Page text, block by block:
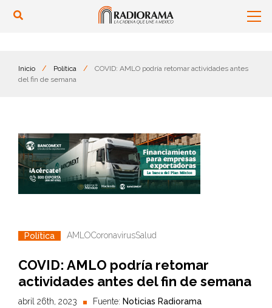
Inicio / Política /
COVID: AMLO podría retomar actividades antes
del fin de semana
Política AMLOCoronavirusSalud
COVID: AMLO podría retomar
actividades antes del fin de semana
abril 26th, 2023 Fuente: Noticias Radiorama